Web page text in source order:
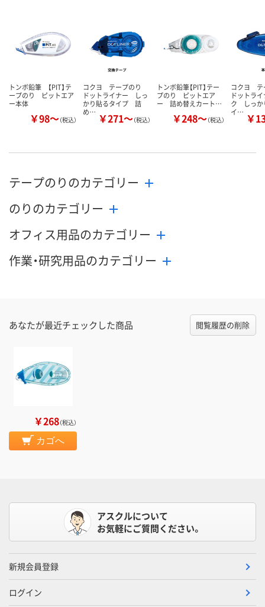
トンボ鉛筆 【PIT】テ
ープのり ピットエア
ー本体
￥98～（税込）
コクヨ テープのり
ドットライナー しっ
かり貼るタイプ 詰
め… ￥271～（税込）
トンボ鉛筆【PIT】テー
プのり ピットエア
ー 詰め替えカート…
￥248～（税込）
コクヨ
ドットラ
ク しっか
イ… ￥
テープのりのカテゴリー
のりのカテゴリー
オフィス用品のカテゴリー
作業・研究用品のカテゴリー
あなたが最近チェックした商品 閲覧履歴の削除
￥268（税込）
カゴへ
アスクルについて
お気軽にご質問ください。
新規会員登録
ログイン